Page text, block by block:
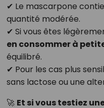
✔ Le mascarpone
quantité modérée.
✔ Si vous êtes
en consommer à
équilibré.
✔ Pour les cas plus
sans lactose ou une
🚀 Et si vous testiez